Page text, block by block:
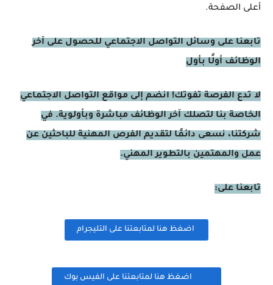
أعلى الصفحة.
تابعنا على وسائل التواصل الاجتماعي للحصول على آخر
الوظائف أولًا بأول
لا تدع الفرصة تفوتك! انضم إلى مواقع التواصل الاجتماعي
الخاصة بنا لتصلك آخر الوظائف مباشرة وبأولوية. في
شركتنا، نسعى دائمًا لتقديم الفرص المهنية للباحثين عن
عمل والمهتمين بالتطوير المهني.
تابعنا على:
اضغظ هنا لمتابعتنا على التليجرام
اضغظ هنا لمتابعتنا على الفيس بوك